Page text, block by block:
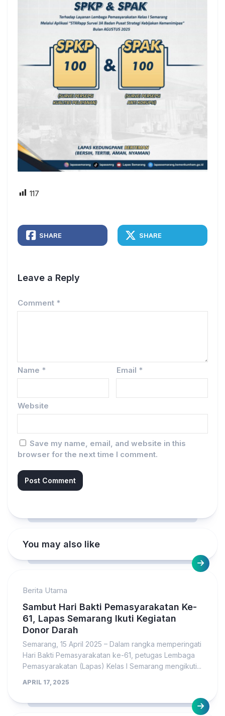
117
SHARE SHARE
Leave a Reply
Comment *
Name * Email *
Website
Save my name, email, and website in this
browser for the next time I comment.
You may also like
Berita Utama
Sambut Hari Bakti Pemasyarakatan Ke-
61, Lapas Semarang Ikuti Kegiatan
Donor Darah
Semarang, 15 April 2025 – Dalam rangka memperingati
Hari Bakti Pemasyarakatan ke-61, petugas Lembaga
Pemasyarakatan (Lapas) Kelas I Semarang mengikuti...
APRIL 17, 2025